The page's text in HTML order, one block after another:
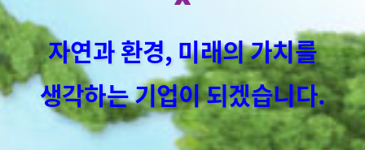
자연과 환경, 미래의 가치를
생각하는 기업이 되겠습니다.